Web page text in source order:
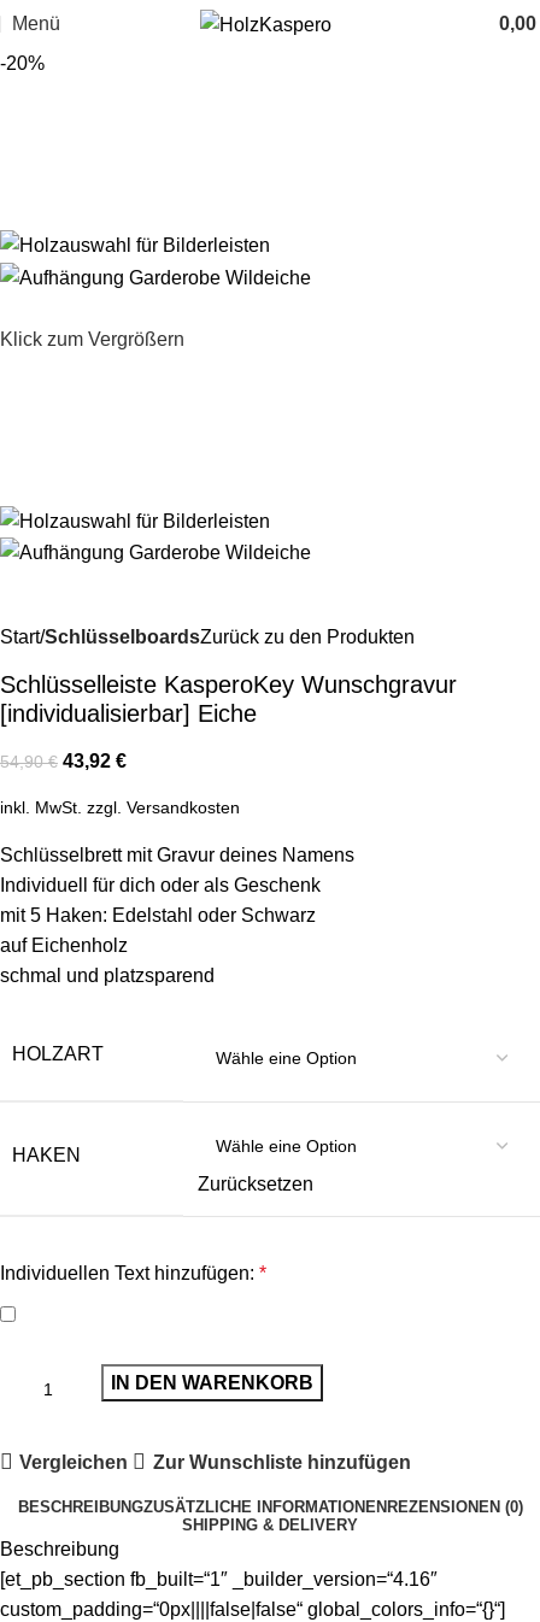
Menü
0,00
-20%
Klick zum Vergrößern
Start SchlüsselboardsZurück zu den Produkten
Schlüsselleiste KasperoKey Wunschgravur
[individualisierbar] Eiche
54,90€ 43,92 €
inkl. MwSt. zzgl. Versandkosten
Schlüsselbrett mit Gravur deines Namens
Individuell für dich oder als Geschenk
mit 5 Haken: Edelstahl oder Schwarz
auf Eichenholz
schmal und platzsparend
HOLZART
HAKEN
Zurücksetzen
Individuellen Text hinzufügen: *
IN DEN WARENKORB
Vergleichen Zur Wunschliste hinzufügen
BESCHREIBUNGZUSÄTZLICHE INFORMATIONEN REZENSIONEN (0)
SHIPPING & DELIVERY
Beschreibung
[et_pb_section fb_built=“1″ _builder_version=“4.16″
custom_padding=“0px||||false|false“ global_colors_info=“{}“]